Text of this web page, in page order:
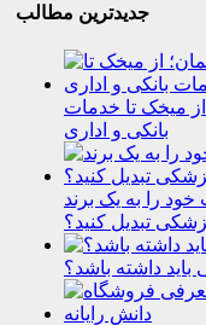
جدیدترین مطالب
از میخک تا خدمات
بانکی و اداری
را به یک برند
تبدیل کنید؟
داشته باشد؟